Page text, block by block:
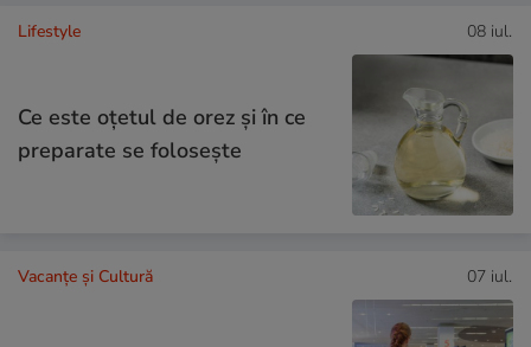
Lifestyle 08 iul.
Ce este oțetul de orez și în ce
preparate se folosește
Vacanțe și Cultură 07 iul.